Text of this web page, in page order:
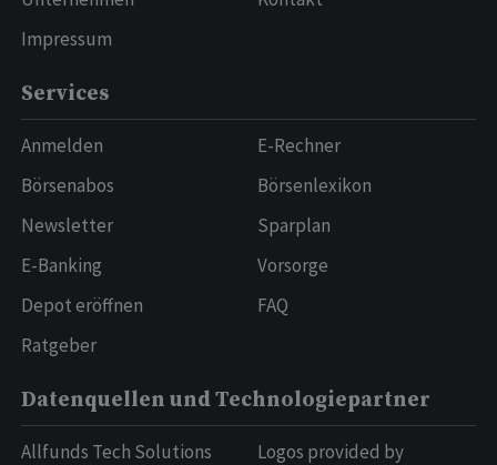
Impressum
Services
Anmelden
Börsenabos
Newsletter
E-Banking
Depot eröffnen
Ratgeber
E-Rechner
Börsenlexikon
Sparplan
Vorsorge
FAQ
Datenquellen und Technologiepartner
Allfunds Tech Solutions
Logos provided by